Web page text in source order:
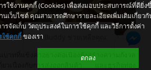
ทที่แข็งค่าอย่างต่อเนื่องยังสร้างความกังวล
รใช้งานคุกกี้ (Cookies) เพื่อส่งมอบประสบการณ์ที่ดียิ่ง
เว็บไซต์ คุณสามารถศึกษารายละเอียดเพิ่มเติมเกี่ยวกั
จัดเก็บ วัตถุประสงค์ในการใช้คุกกี้ และวิธีการตั้งค่า
ใช้คุกกี้ ของเรา
ตกลง
ให้ K-Buddy ช่วยเหลือคุณ